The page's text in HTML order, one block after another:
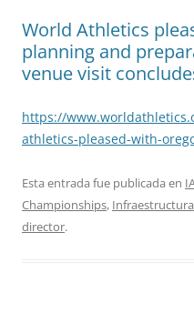
World Athletics
planning and
venue visit
https://
athletics-pleased-with-
Esta entrada fue publicada en
Championships,
director.